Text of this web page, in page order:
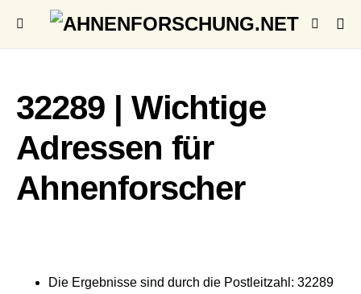
32289 | Wichtige
Adressen für
Ahnenforscher
Die Ergebnisse sind durch die Postleitzahl: 32289